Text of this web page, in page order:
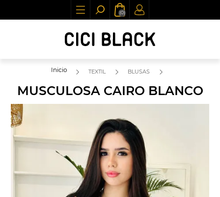
(0)
Inicio TEXTIL BLUSAS
MUSCULOSA CAIRO BLANCO